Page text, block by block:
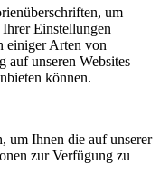
um
Einstellungen
einiger Arten von
unseren Websites
können.
um Ihnen die auf unserer
zur Verfügung zu